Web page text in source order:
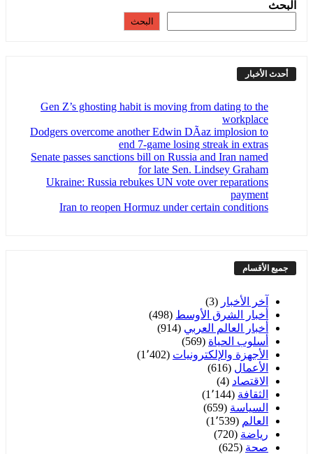
البحث
البحث
أحدث الأخبار
Gen Z’s ghosting habit is moving from dating to the
workplace
Dodgers overcome another Edwin DÃ­az implosion to
end 7-game losing streak in extras
Senate passes sanctions bill on Russia and Iran named
for late Sen. Lindsey Graham
Ukraine: Russia rebukes UN vote over reparations
payment
Iran to reopen Hormuz under certain conditions
جميع الأقسام
آخر الأخبار (3)
أخبار الشرق الأوسط (498)
أخبار العالم العربي (914)
أسلوب الحياة (569)
الأجهزة والإلكترونيات (1٬402)
الأعمال (616)
الاقتصاد (4)
الثقافة (1٬144)
السياسة (659)
العالم (1٬539)
رياضة (720)
صحة (625)